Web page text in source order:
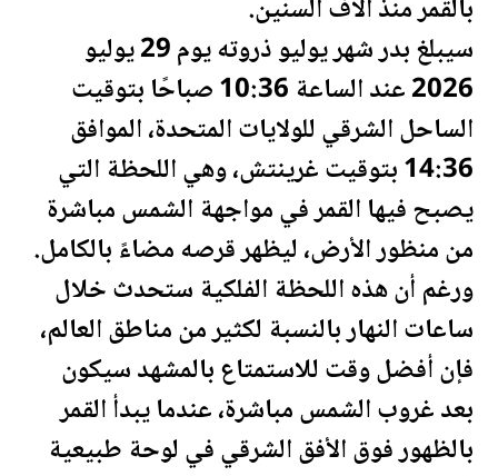
بالقمر منذ آلاف السنين.
سيبلغ بدر شهر يوليو ذروته يوم 29 يوليو
2026 عند الساعة 10:36 صباحًا بتوقيت
الساحل الشرقي للولايات المتحدة، الموافق
14:36 بتوقيت غرينتش، وهي ال
لحظةالتي
يصبح فيها القمر في مواجهة الشمس مباشرة
من منظور الأرض، ليظهر قرصه مضاءً بالكامل.
ورغم أن هذه اللحظةالفلكية ستحدث خلال
ساعات النهار بالنسبة لكثير من مناطق العالم،
فإن أفضل وقت للاستمتاع بالمشهد سيكون
بعد غروب الشمس مباشرة، عندما يبدأ القمر
بالظهور فوق الأفق الشرقي في لوحة طبيعية